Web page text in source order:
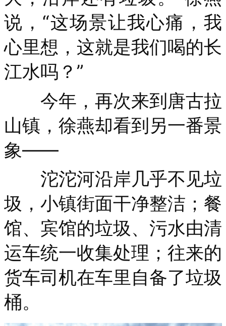
说，“这场景让我心痛，我
心里想，这就是我们喝的长
江水吗？”
今年，再次来到唐古拉
山镇，徐燕却看到另一番景
象——
沱沱河沿岸几乎不见垃
圾，小镇街面干净整洁；餐
馆、宾馆的垃圾、污水由清
运车统一收集处理；往来的
货车司机在车里自备了垃圾
桶。